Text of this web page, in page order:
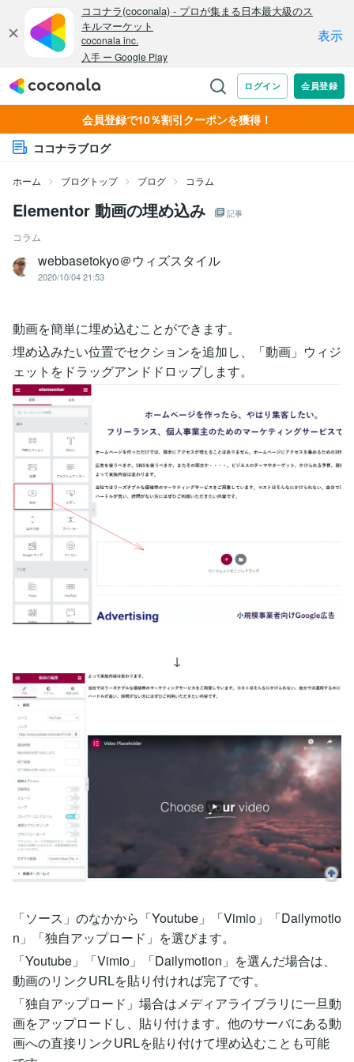
会員登録で10％割引クーポンを獲得！
ココナラブログ
ホーム ブログトップ ブログ コラム
Elementor 動画の埋め込み 記事
コラム
webbasetokyo＠ウィズスタイル
2020/10/04 21:53
動画を簡単に埋め込むことができます。
埋め込みたい位置でセクションを追加し、「動画」ウィジ
ェットをドラッグアンドドロップします。
↓
「ソース」のなかから「Youtube」「Vimio」「Dailymotio
n」「独自アップロード」を選びます。
「Youtube」「Vimio」「Dailymotion」を選んだ場合は、
動画のリンクURLを貼り付ければ完了です。
「独自アップロード」場合はメディアライブラリに一旦動
画をアップロードし、貼り付けます。他のサーバにある動
画への直接リンクURLを貼り付けて埋め込むことも可能